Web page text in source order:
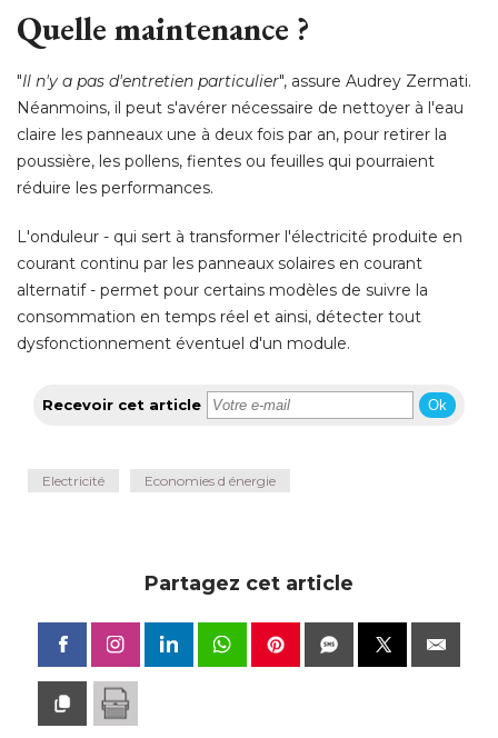
Quelle maintenance ?
"Il n'y a pas d'entretien particulier", assure Audrey Zermati.
Néanmoins, il peut s'avérer nécessaire de nettoyer à l'eau
claire les panneaux une à deux fois par an, pour retirer la
poussière, les pollens, fientes ou feuilles qui pourraient
réduire les performances.
L'onduleur - qui sert à transformer l'électricité produite en
courant continu par les panneaux solaires en courant
alternatif - permet pour certains modèles de suivre la
consommation en temps réel et ainsi, détecter tout
dysfonctionnement éventuel d'un module.
Recevoir cet article Ok
Electricité Economies d énergie
Partagez cet article